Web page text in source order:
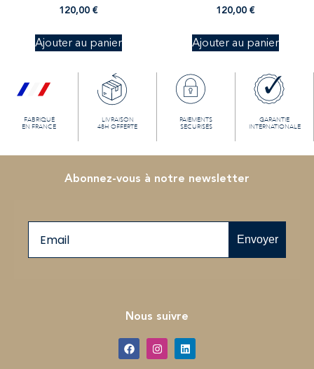
120,00 €
Ajouter au panier
120,00 €
Ajouter au panier
FABRIQUÉ
EN FRANCE
LIVRAISON
48H OFFERTE
PAIEMENTS
SECURISÉS
GARANTIE
INTERNATIONALE
Abonnez-vous à notre newsletter
Envoyer
Nous suivre